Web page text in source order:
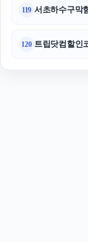
119 서초하수구막
120 트립닷컴할인